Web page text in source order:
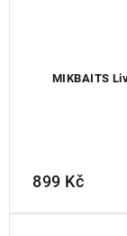
MIKBAITS
899 Kč